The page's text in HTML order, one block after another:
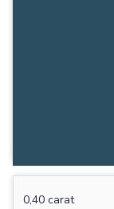
0,40 carat